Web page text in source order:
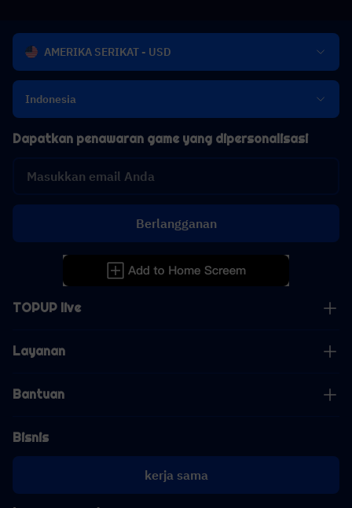
AMERIKA SERIKAT - USD
Indonesia
TOPUP live
Layanan
Bantuan
Bisnis
kerja sama
Dapatkan penawaran game yang dipersonalisasi
Berlangganan